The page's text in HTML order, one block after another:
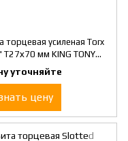
торцевая усиленая Torx
Т27х70 мм KING TONY
уточняйте
цену